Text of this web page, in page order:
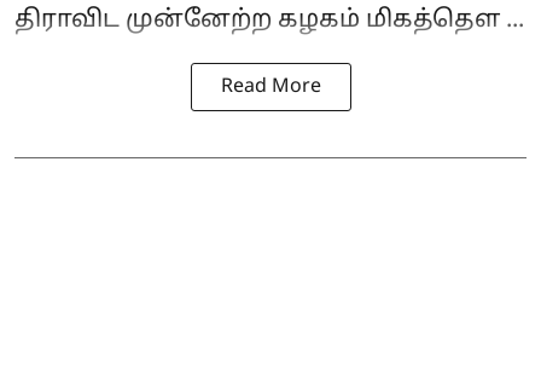
திராவிட முன்னேற்ற கழகம் மிகத்தெள ...
Read More